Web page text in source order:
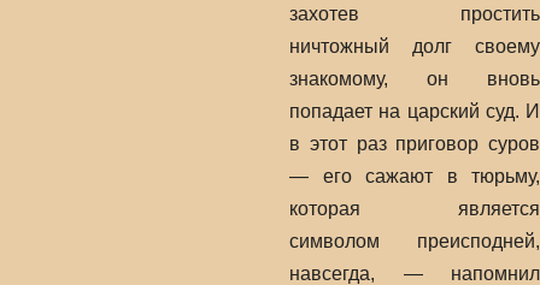
захотев простить
ничтожный долг своему
знакомому, он вновь
попадает на царский суд. И
в этот раз приговор суров
— его сажают в тюрьму,
которая является
символом преисподней,
навсегда, — напомнил